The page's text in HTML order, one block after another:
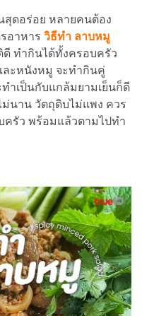
ดอร่อย หลายคนต้อง
อาหาร วิธีทำ ลาบหมู
ทำกินได้ทั้งครอบครัว
ละหนังหมู จะทำกินคู่
ำเป็นกับแกล้มยามเย็นก็ดี
ม่นาน วัตถุดิบไม่แพง ควร
ครัว พร้อมแล้วตามไปทำ